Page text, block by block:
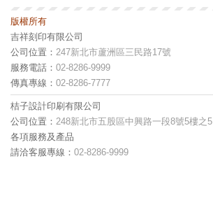
版權所有
吉祥刻印有限公司
公司位置： 247新北市蘆洲區三民路17號
服務電話： 02-8286-9999
傳真專線： 02-8286-7777
桔子設計印刷有限公司
公司位置： 248新北市五股區中興路一段8號5樓之5
各項服務及產品
請洽客服專線： 02-8286-9999